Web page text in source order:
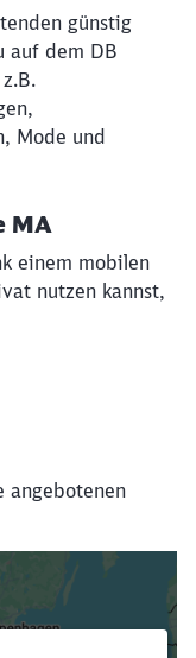
günstig
auf dem DB
Mode und
MA
einem mobilen
nutzen kannst,
angebotenen